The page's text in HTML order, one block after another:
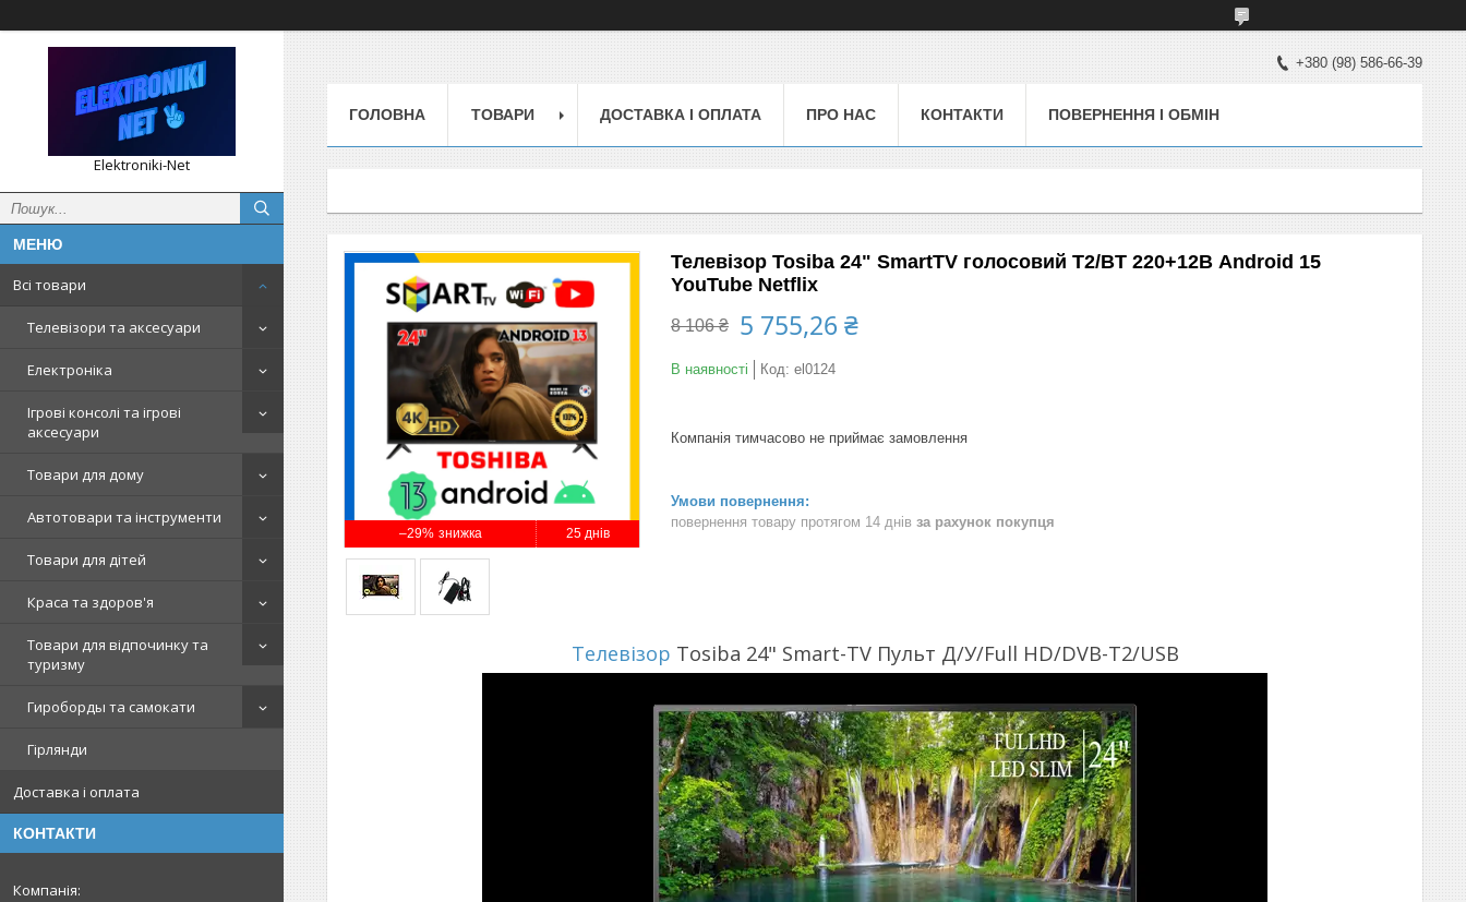
Elektroniki-Net
Всі товари
Телевізори та аксесуари
Електроніка
Ігрові консолі та ігрові
аксесуари
Товари для дому
Автотовари та інструменти
Товари для дітей
Краса та здоров'я
Товари для відпочинку та
туризму
Гироборды та самокати
Гірлянди
Доставка і оплата
КОНТАКТИ
+380 (98) 586-66-39
ГОЛОВНА ТОВАРИ ДОСТАВКА І ОПЛАТА ПРО НАС КОНТАКТИ ПОВЕРНЕННЯ І ОБМІН
–29% 25 днів
Телевізор Tosiba 24" SmartTV голосовий T2/BT 220+12В Android 15
YouTube Netflix
8 106 ₴ 5 755,26 ₴
В наявності Код: el0124
Компанія тимчасово не приймає замовлення
повернення товару протягом 14 днів за рахунок покупця
Телевізор Tosiba 24" Smart-TV Пульт Д/У/Full HD/DVB-T2/USB